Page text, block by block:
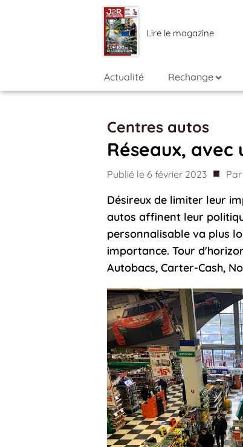
Lire le magazine
Actualité Rechange
Centres autos
Réseaux, avec
Publié le 6 février 2023 ■ Par
Désireux de limiter leur
autos affinent leur
personnalisable va plus
importance. Tour
Autobacs, Carter-Cash,